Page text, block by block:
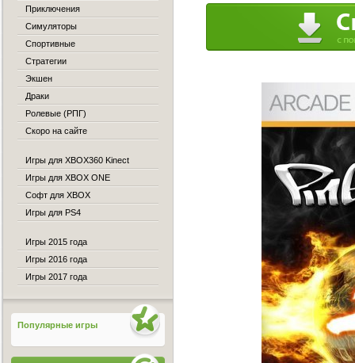
Приключения
Симуляторы
Спортивные
Стратегии
Экшен
Драки
Ролевые (РПГ)
Скоро на сайте
Игры для XBOX360 Kinect
Игры для XBOX ONE
Софт для XBOX
Игры для PS4
Игры 2015 года
Игры 2016 года
Игры 2017 года
Популярные игры